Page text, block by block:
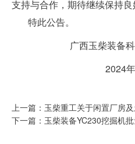
支持与合作，期待继续保持良
特此公告。
广西玉柴
上一篇：玉柴重工关于闲置厂房
下一篇：玉柴装备YC230挖掘机